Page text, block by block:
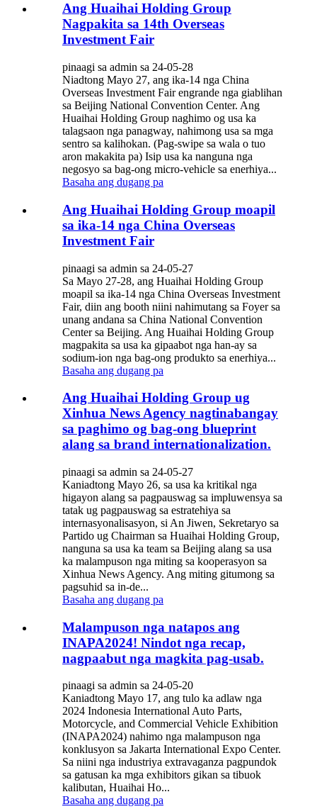
Ang Huaihai Holding Group
Nagpakita sa 14th Overseas
Investment Fair
pinaagi sa admin sa 24-05-28
Niadtong Mayo 27, ang ika-14 nga China
Overseas Investment Fair engrande nga giablihan
sa Beijing National Convention Center. Ang
Huaihai Holding Group naghimo og usa ka
talagsaon nga panagway, nahimong usa sa mga
sentro sa kalihokan. (Pag-swipe sa wala o tuo
aron makakita pa) Isip usa ka nanguna nga
negosyo sa bag-ong micro-vehicle sa enerhiya...
Basaha ang dugang pa
Ang Huaihai Holding Group moapil
sa ika-14 nga China Overseas
Investment Fair
pinaagi sa admin sa 24-05-27
Sa Mayo 27-28, ang Huaihai Holding Group
moapil sa ika-14 nga China Overseas Investment
Fair, diin ang booth niini nahimutang sa Foyer sa
unang andana sa China National Convention
Center sa Beijing. Ang Huaihai Holding Group
magpakita sa usa ka gipaabot nga han-ay sa
sodium-ion nga bag-ong produkto sa enerhiya...
Basaha ang dugang pa
Ang Huaihai Holding Group ug
Xinhua News Agency nagtinabangay
sa paghimo og bag-ong blueprint
alang sa brand internationalization.
pinaagi sa admin sa 24-05-27
Kaniadtong Mayo 26, sa usa ka kritikal nga
higayon alang sa pagpauswag sa impluwensya sa
tatak ug pagpauswag sa estratehiya sa
internasyonalisasyon, si An Jiwen, Sekretaryo sa
Partido ug Chairman sa Huaihai Holding Group,
nanguna sa usa ka team sa Beijing alang sa usa
ka malampuson nga miting sa kooperasyon sa
Xinhua News Agency. Ang miting gitumong sa
pagsuhid sa in-de...
Basaha ang dugang pa
Malampuson nga natapos ang
INAPA2024! Nindot nga recap,
nagpaabut nga magkita pag-usab.
pinaagi sa admin sa 24-05-20
Kaniadtong Mayo 17, ang tulo ka adlaw nga
2024 Indonesia International Auto Parts,
Motorcycle, and Commercial Vehicle Exhibition
(INAPA2024) nahimo nga malampuson nga
konklusyon sa Jakarta International Expo Center.
Sa niini nga industriya extravaganza pagpundok
sa gatusan ka mga exhibitors gikan sa tibuok
kalibutan, Huaihai Ho...
Basaha ang dugang pa